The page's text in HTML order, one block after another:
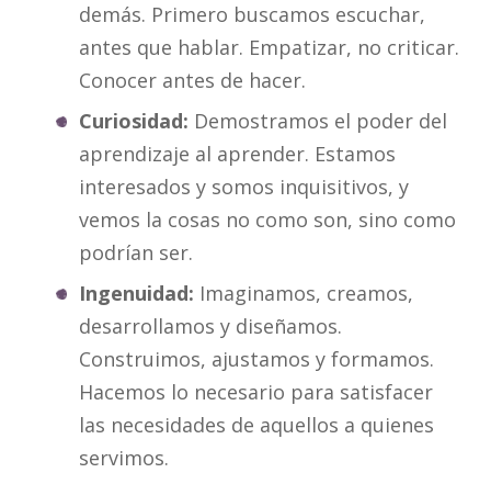
demás. Primero buscamos escuchar,
antes que hablar. Empatizar, no criticar.
Conocer antes de hacer.
Curiosidad: Demostramos el poder del
aprendizaje al aprender. Estamos
interesados y somos inquisitivos, y
vemos la cosas no como son, sino como
podrían ser.
Ingenuidad: Imaginamos, creamos,
desarrollamos y diseñamos.
Construimos, ajustamos y formamos.
Hacemos lo necesario para satisfacer
las necesidades de aquellos a quienes
servimos.